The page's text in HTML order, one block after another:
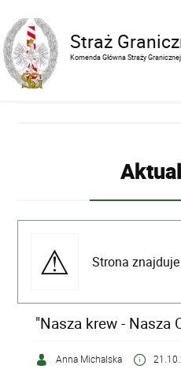
Straż
Komenda Główna Straży Granicznej
Strona
"Nasza krew - Nasza
Anna Michalska